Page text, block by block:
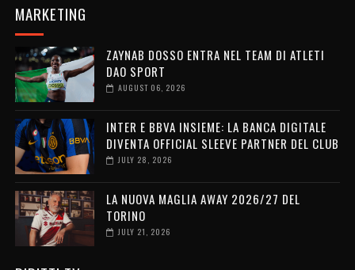
MARKETING
ZAYNAB DOSSO ENTRA NEL TEAM DI ATLETI
DAO SPORT
AUGUST 06, 2026
INTER E BBVA INSIEME: LA BANCA DIGITALE
DIVENTA OFFICIAL SLEEVE PARTNER DEL CLUB
JULY 28, 2026
LA NUOVA MAGLIA AWAY 2026/27 DEL
TORINO
JULY 21, 2026